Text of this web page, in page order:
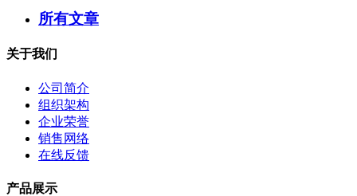
所有文章
关于我们
公司简介
组织架构
企业荣誉
销售网络
在线反馈
产品展示